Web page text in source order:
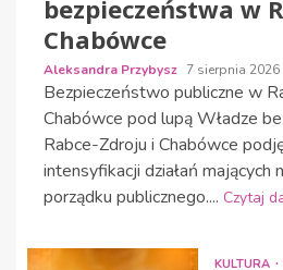
bezpieczeństwa w
Chabówce
Aleksandra Przybysz 7 sierpnia 2026
Bezpieczeństwo publiczne w
Chabówce pod lupą Władze
Rabce-Zdroju i Chabówce
intensyfikacji działań mających
porządku publicznego.... Czytaj
KULTURA